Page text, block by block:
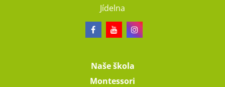
Jídelna
Naše škola
Montessori